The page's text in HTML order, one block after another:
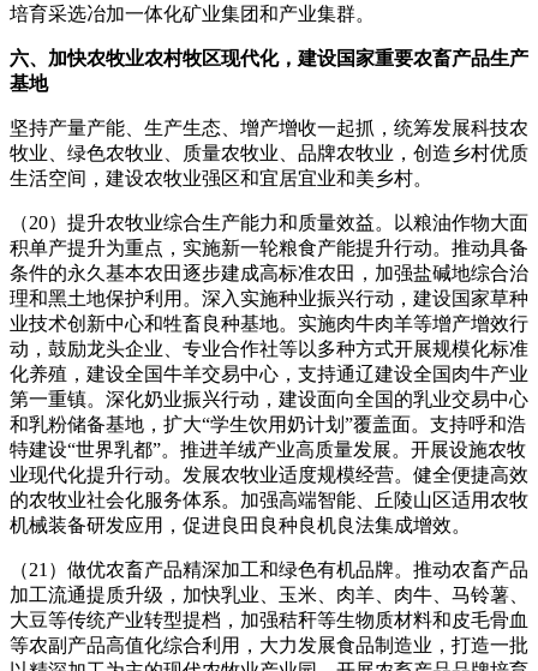
培育采选冶加一体化矿业集团和产业集群。
六、加快农牧业农村牧区现代化，建设国家重要农畜产品生产
基地
坚持产量产能、生产生态、增产增收一起抓，统筹发展科技农
牧业、绿色农牧业、质量农牧业、品牌农牧业，创造乡村优质
生活空间，建设农牧业强区和宜居宜业和美乡村。
（20）提升农牧业综合生产能力和质量效益。以粮油作物大面
积单产提升为重点，实施新一轮粮食产能提升行动。推动具备
条件的永久基本农田逐步建成高标准农田，加强盐碱地综合治
理和黑土地保护利用。深入实施种业振兴行动，建设国家草种
业技术创新中心和牲畜良种基地。实施肉牛肉羊等增产增效行
动，鼓励龙头企业、专业合作社等以多种方式开展规模化标准
化养殖，建设全国牛羊交易中心，支持通辽建设全国肉牛产业
第一重镇。深化奶业振兴行动，建设面向全国的乳业交易中心
和乳粉储备基地，扩大“学生饮用奶计划”覆盖面。支持呼和浩
特建设“世界乳都”。推进羊绒产业高质量发展。开展设施农牧
业现代化提升行动。发展农牧业适度规模经营。健全便捷高效
的农牧业社会化服务体系。加强高端智能、丘陵山区适用农牧
机械装备研发应用，促进良田良种良机良法集成增效。
（21）做优农畜产品精深加工和绿色有机品牌。推动农畜产品
加工流通提质升级，加快乳业、玉米、肉羊、肉牛、马铃薯、
大豆等传统产业转型提档，加强秸秆等生物质材料和皮毛骨血
等农副产品高值化综合利用，大力发展食品制造业，打造一批